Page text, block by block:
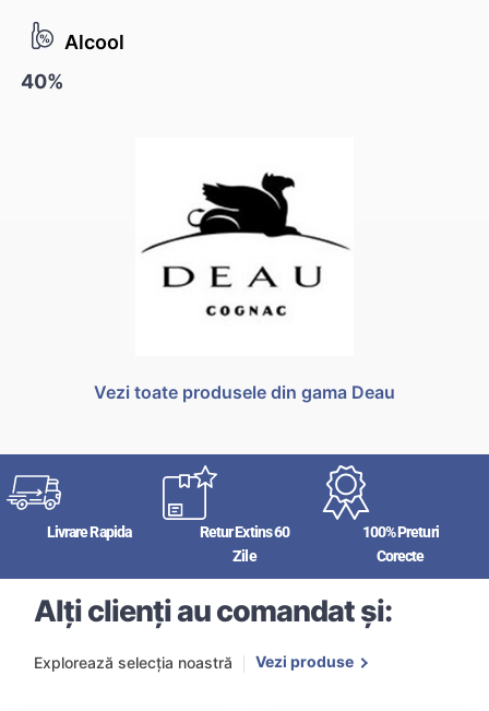
Alcool
40%
Vezi toate produsele din gama Deau
Livrare Rapida
Retur Extins 60
Zile
100% Preturi
Corecte
Alți clienți au comandat și:
Explorează selecția noastră Vezi produse